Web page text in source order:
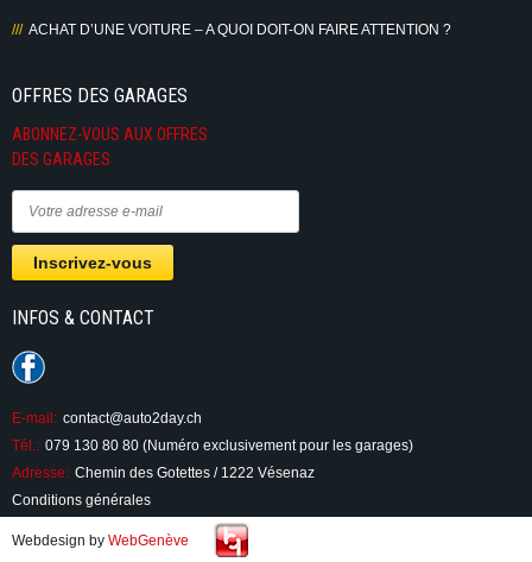
ACHAT D’UNE VOITURE – A QUOI DOIT-ON FAIRE ATTENTION ?
OFFRES DES GARAGES
ABONNEZ-VOUS AUX OFFRES
DES GARAGES
INFOS & CONTACT
E-mail: contact@auto2day.ch
Tél.: 079 130 80 80 (Numéro exclusivement pour les garages)
Adresse: Chemin des Gotettes / 1222 Vésenaz
Conditions générales
Webdesign by WebGenève